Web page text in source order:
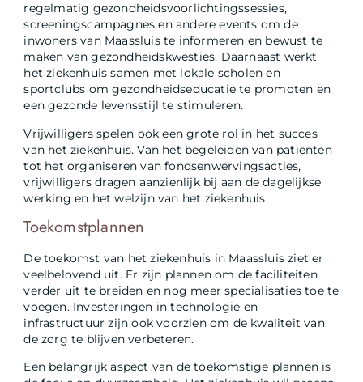
regelmatig gezondheidsvoorlichtingssessies,
screeningscampagnes en andere events om de
inwoners van Maassluis te informeren en bewust te
maken van gezondheidskwesties. Daarnaast werkt
het ziekenhuis samen met lokale scholen en
sportclubs om gezondheidseducatie te promoten en
een gezonde levensstijl te stimuleren.
Vrijwilligers spelen ook een grote rol in het succes
van het ziekenhuis. Van het begeleiden van patiënten
tot het organiseren van fondsenwervingsacties,
vrijwilligers dragen aanzienlijk bij aan de dagelijkse
werking en het welzijn van het ziekenhuis.
Toekomstplannen
De toekomst van het ziekenhuis in Maassluis ziet er
veelbelovend uit. Er zijn plannen om de faciliteiten
verder uit te breiden en nog meer specialisaties toe te
voegen. Investeringen in technologie en
infrastructuur zijn ook voorzien om de kwaliteit van
de zorg te blijven verbeteren.
Een belangrijk aspect van de toekomstige plannen is